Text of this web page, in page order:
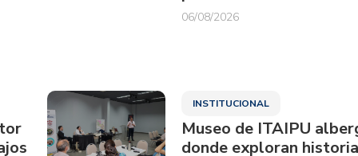
06/08/2026
INSTITUCIONAL
Museo de ITAIPU
donde exploran